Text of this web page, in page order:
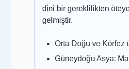
dini bir gereklilikten
gelmiştir.
Orta Doğu ve Körfez
Güneydoğu Asya: